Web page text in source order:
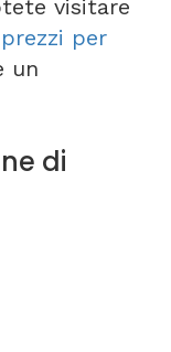
visitare
per
un
di